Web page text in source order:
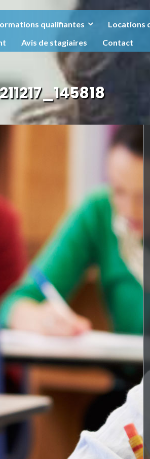
qualifiantes Locations
Avis de stagiaires Contact